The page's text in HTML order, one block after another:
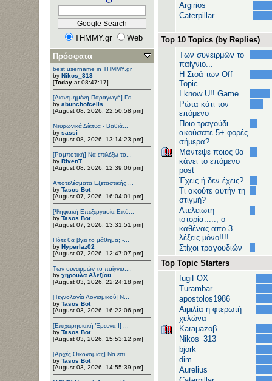
THMMY.gr
Web
Πρόσφατα
best username in THMMY.gr
by Nikos_313
[Today at 08:47:17]
[Διανεμημένη Παραγωγή] Γε...
by abunchofcells
[August 08, 2026, 22:50:58 pm]
Νευρωνικά Δίκτυα - Βαθιά...
by sassi
[August 08, 2026, 13:14:23 pm]
[Ρομποτική] Να επιλέξω το...
by RivenT
[August 08, 2026, 12:39:06 pm]
Αποτελέσματα Εξεταστικής ...
by Tasos Bot
[August 07, 2026, 16:04:01 pm]
[Ψηφιακή Επεξεργασία Εικό...
by Tasos Bot
[August 07, 2026, 13:31:51 pm]
Πότε θα βγει το μάθημα; -...
by Hyperlaz02
[August 07, 2026, 12:47:07 pm]
Των συνειρμών το παίγνιο....
by χηρουλα Αλεξίου
[August 03, 2026, 22:24:18 pm]
[Τεχνολογία Λογισμικού] Ν...
by Tasos Bot
[August 03, 2026, 16:22:06 pm]
[Επιχειρησιακή Έρευνα Ι] ...
by Tasos Bot
[August 03, 2026, 15:53:12 pm]
[Αρχές Οικονομίας] Να επι...
by Tasos Bot
[August 03, 2026, 14:55:39 pm]
Argirios
Caterpillar
Top 10 Topics (by Replies)
Των συνειρμών το
παίγνιο...
H Στοά των Off
Topic
I know U!! Game
Ρώτα κάτι τον
επόμενο
Ποιο τραγούδι
ακούσατε 5+ φορές
σήμερα?
Μάντεψε ποιος θα
κάνει το επόμενο
post
Έχεις ή δεν έχεις?
Τι ακούτε αυτήν τη
στιγμή?
Ατελείωτη
ιστορία....., ο
καθένας απο 3
λέξεις μόνο!!!!
Στίχοι τραγουδιών
Top Topic Starters
fugiFOX
Turambar
apostolos1986
Αιμιλία η φτερωτή
χελώνα
Karaμazoβ
Nikos_313
bjork
dim
Aurelius